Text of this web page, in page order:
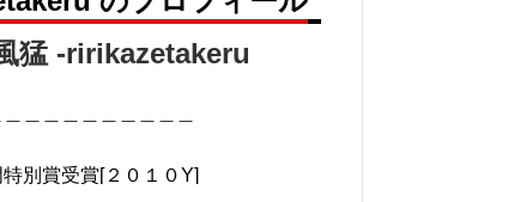
＿＿＿＿
＿＿＿
猛 -ririkazetakeru
別賞受賞[２０１０Y]